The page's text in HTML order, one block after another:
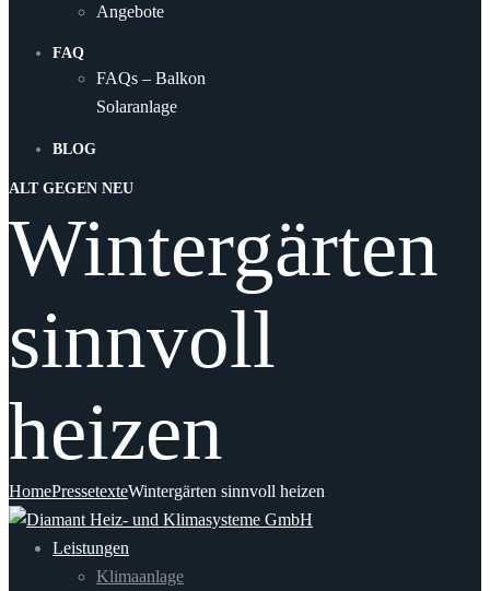
Angebote
FAQ
FAQs – Balkon
Solaranlage
BLOG
ALT GEGEN NEU
Wintergärten
sinnvoll
heizen
HomePressetexteWintergärten sinnvoll heizen
Leistungen
Klimaanlage